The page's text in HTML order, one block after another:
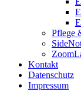
Pflege
Kontakt
Datenschutz
Impressum